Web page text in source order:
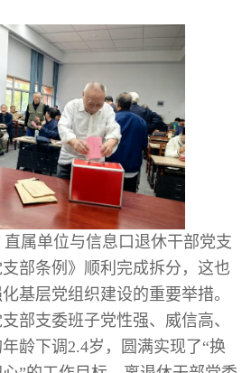
属单位与信息口退休干部党支
部条例》顺利完成拆分，这也
基层党组织建设的重要举措。
部支委班子党性强、威信高、
龄下调 2.4岁，圆满实现了“换